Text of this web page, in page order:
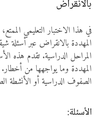
بالانقراض
في هذا الاختبار التعليمي
المهددة بالانقراض عبر أسئلة
المراحل الدراسية. تقدم هذه
المهددة وما يواجهها من
الصفوف الدراسية أو الأنشطة
الأسئلة: